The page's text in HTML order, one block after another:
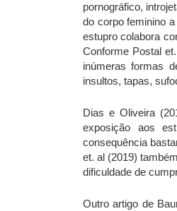
pornográfico,
do corpo feminino
estupro colabora
Conforme Postal
inúmeras formas
insultos, tapas,
Dias e Oliveira
exposição aos
consequência
et. al (2019)
dificuldade de
Outro artigo de